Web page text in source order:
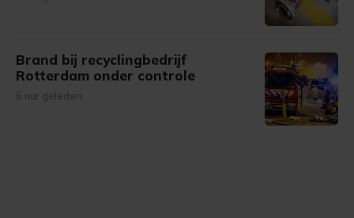
Brand bij recyclingbedrijf
Rotterdam onder controle
6 uur geleden